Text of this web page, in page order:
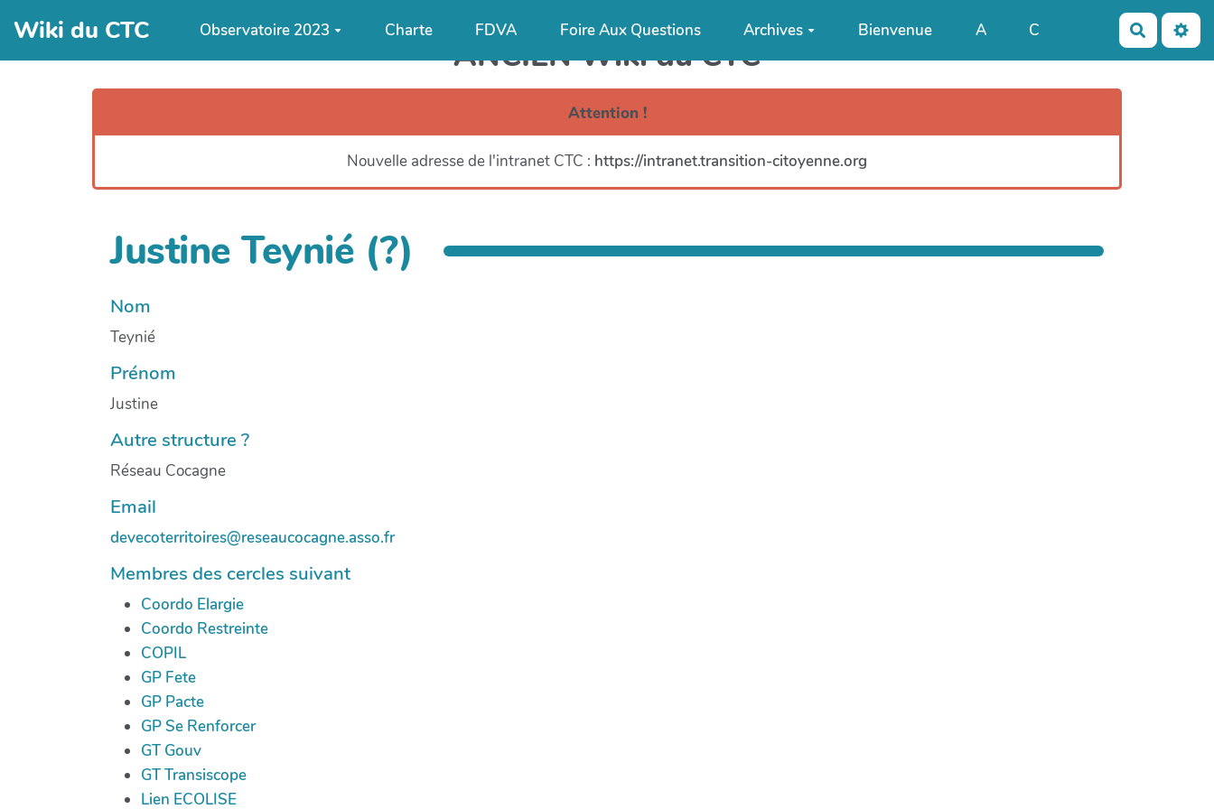
Aller au contenu principal
Wiki du CTC Observatoire 2023 Charte FDVA Foire Aux Questions Archives Bienvenue A C
ANCIEN Wiki du CTC
Attention !
Nouvelle adresse de l'intranet CTC : https://intranet.transition-citoyenne.org
Justine Teynié (?)
Nom
Teynié
Prénom
Justine
Autre structure ?
Réseau Cocagne
Email
devecoterritoires@reseaucocagne.asso.fr
Membres des cercles suivant
Coordo Elargie
Coordo Restreinte
COPIL
GP Fete
GP Pacte
GP Se Renforcer
GT Gouv
GT Transiscope
Lien ECOLISE